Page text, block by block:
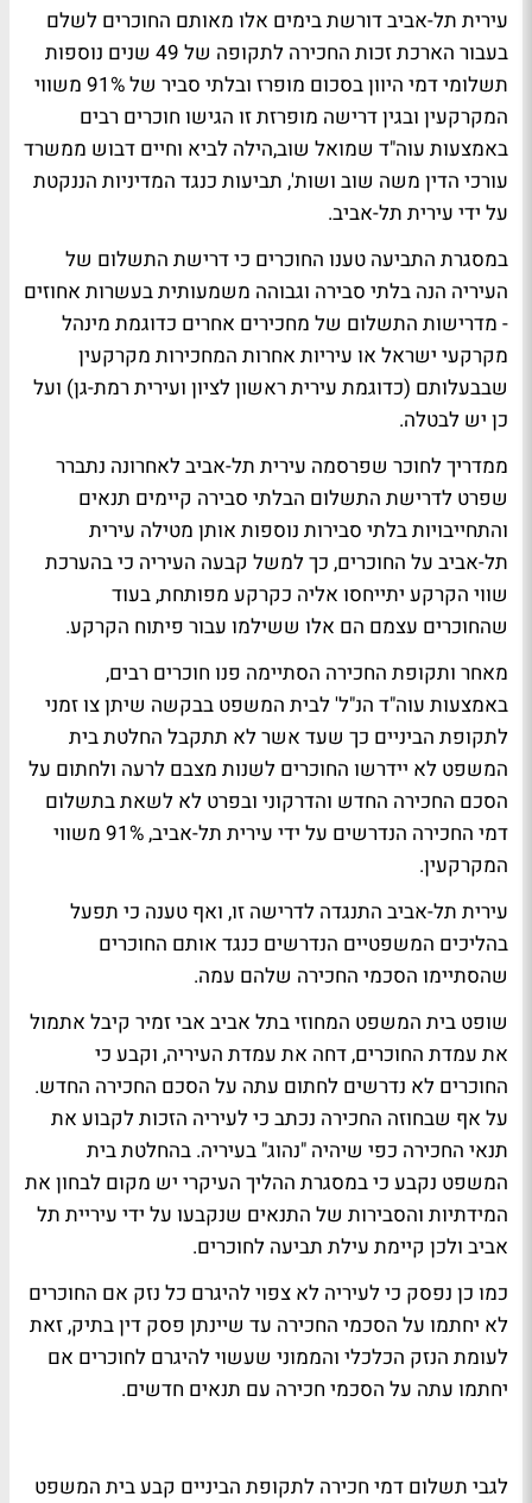
עירית תל-אביב דורשת בימים אלו מאותם החוכרים לשלם
בעבור הארכת זכות החכירה לתקופה של 49 שנים נוספות
תשלומי דמי היוון בסכום מופרז ובלתי סביר של 91% משווי
המקרקעין ובגין דרישה מופרזת זו הגישו חוכרים רבים
באמצעות עוה"ד שמואל שוב,הילה לביא וחיים דבוש ממשרד
עורכי הדין משה שוב ושות', תביעות כנגד המדיניות הננקטת
על ידי עירית תל-אביב.
במסגרת התביעה טענו החוכרים כי דרישת התשלום של
העיריה הנה בלתי סבירה וגבוהה משמעותית בעשרות אחוזים
- מדרישות התשלום של מחכירים אחרים כדוגמת מינהל
מקרקעי ישראל או עיריות אחרות המחכירות מקרקעין
שבבעלותם (כדוגמת עירית ראשון לציון ועירית רמת-גן) ועל
כן יש לבטלה.
ממדריך לחוכר שפרסמה עירית תל-אביב לאחרונה נתברר
שפרט לדרישת התשלום הבלתי סבירה קיימים תנאים
והתחייבויות בלתי סבירות נוספות אותן מטילה עירית
תל-אביב על החוכרים, כך למשל קבעה העיריה כי בהערכת
שווי הקרקע יתייחסו אליה כקרקע מפותחת, בעוד
שהחוכרים עצמם הם אלו ששילמו עבור פיתוח הקרקע.
מאחר ותקופת החכירה הסתיימה פנו חוכרים רבים,
באמצעות עוה"ד הנ"ל' לבית המשפט בבקשה שיתן צו זמני
לתקופת הביניים כך שעד אשר לא תתקבל החלטת בית
המשפט לא יידרשו החוכרים לשנות מצבם לרעה ולחתום על
הסכם החכירה החדש והדרקוני ובפרט לא לשאת בתשלום
דמי החכירה הנדרשים על ידי עירית תל-אביב, 91% משווי
המקרקעין.
עירית תל-אביב התנגדה לדרישה זו, ואף טענה כי תפעל
בהליכים המשפטיים הנדרשים כנגד אותם החוכרים
שהסתיימו הסכמי החכירה שלהם עמה.
שופט בית המשפט המחוזי בתל אביב אבי זמיר קיבל אתמול
את עמדת החוכרים, דחה את עמדת העיריה, וקבע כי
החוכרים לא נדרשים לחתום עתה על הסכם החכירה החדש.
על אף שבחוזה החכירה נכתב כי לעיריה הזכות לקבוע את
תנאי החכירה כפי שיהיה "נהוג" בעיריה. בהחלטת בית
המשפט נקבע כי במסגרת ההליך העיקרי יש מקום לבחון את
המידתיות והסבירות של התנאים שנקבעו על ידי עיריית תל
אביב ולכן קיימת עילת תביעה לחוכרים.
כמו כן נפסק כי לעיריה לא צפוי להיגרם כל נזק אם החוכרים
לא יחתמו על הסכמי החכירה עד שיינתן פסק דין בתיק, זאת
לעומת הנזק הכלכלי והממוני שעשוי להיגרם לחוכרים אם
יחתמו עתה על הסכמי חכירה עם תנאים חדשים.
לגבי תשלום דמי חכירה לתקופת הביניים קבע בית המשפט